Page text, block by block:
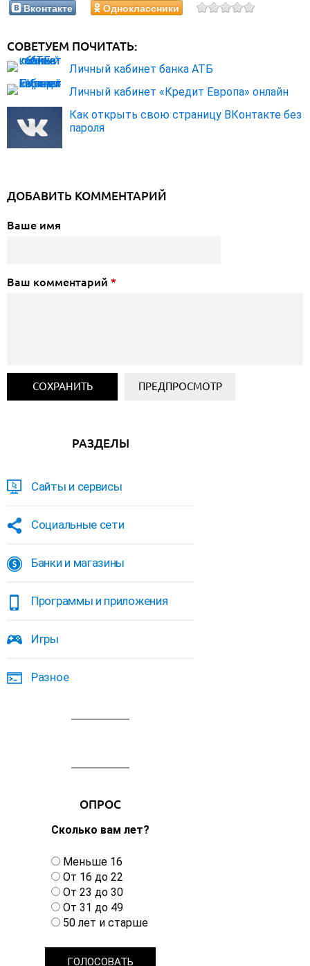
Вконтакте Одноклассники
СОВЕТУЕМ ПОЧИТАТЬ:
Личный кабинет банка АТБ
Личный кабинет «Кредит Европа» онлайн
Как открыть свою страницу ВКонтакте без
пароля
ДОБАВИТЬ КОММЕНТАРИЙ
Ваше имя
Ваш комментарий *
РАЗДЕЛЫ
Сайты и сервисы
Социальные сети
Банки и магазины
Программы и приложения
Игры
Разное
ОПРОС
Сколько вам лет?
В
а
р
и
а
Меньше 16
От 16 до 22
От 23 до 30
От 31 до 49
50 лет и старше